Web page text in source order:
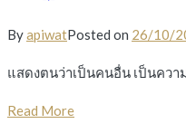
ByapiwatPosted on 26/10/
แสดงตนว่าเป็นคนอื่น เป็นคว
Read More